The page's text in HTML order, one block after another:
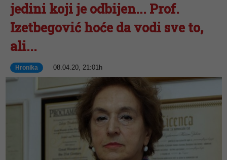
jedini koji je odbijen... Prof.
Izetbegović hoće da vodi sve to,
ali...
Hronika 08.04.20, 21:01h